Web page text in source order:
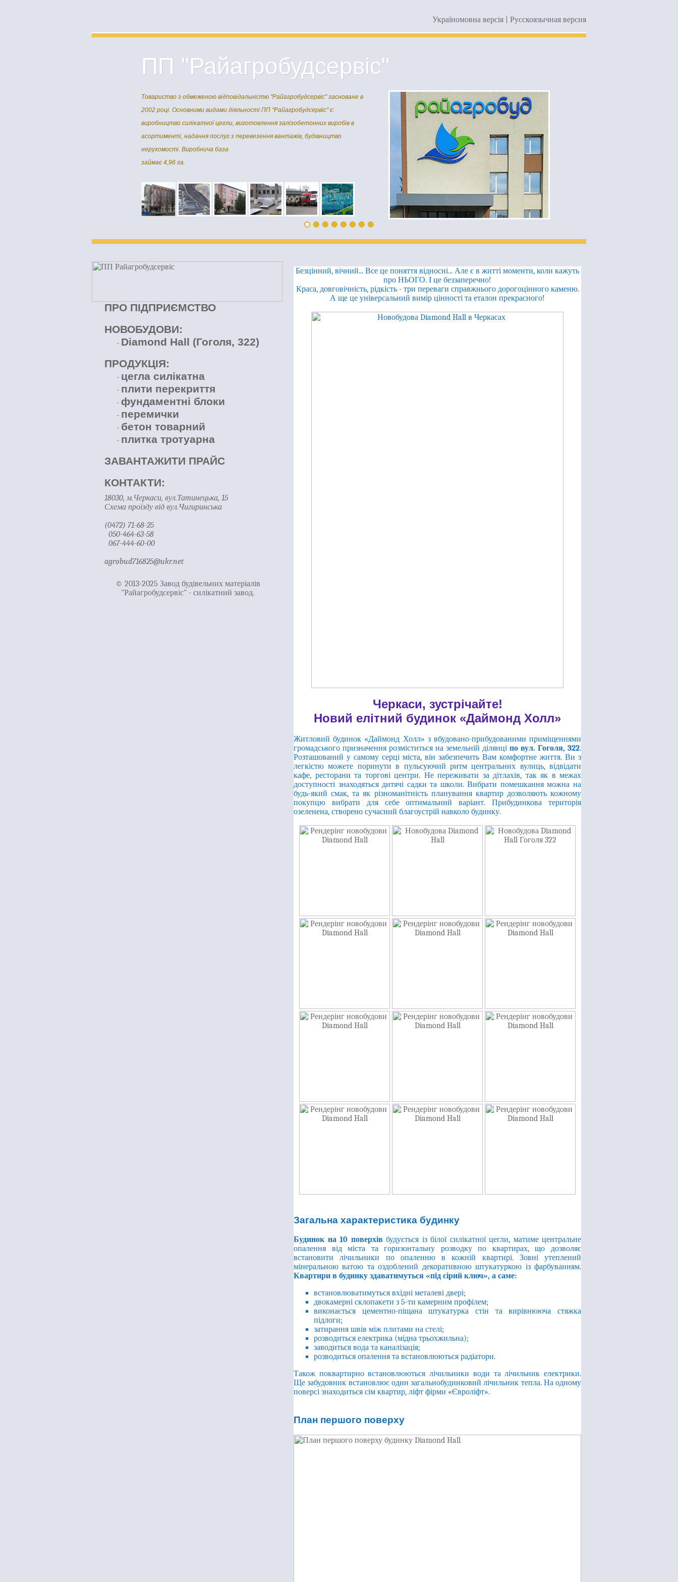
Україномовна версія Русскоязычная версия
ПП "Райагробудсервіс"
Товариство з обмеженою відповідальністю "Райагробудсервіс" засноване в
2002 році. Основними видами діяльності ПП "Райагробудсервіс" є:
виробництво силікатної цегли, виготовлення залізобетонних виробів в
асортименті, надання послуг з перевезення вантажів, будівництво
нерухомості. Виробнича база
займає 4,96 га.
ПРО ПІДПРИЄМСТВО
НОВОБУДОВИ:
- Diamond Hall (Гоголя, 322)
ПРОДУКЦІЯ:
- цегла силікатна
- плити перекриття
- фундаментні блоки
- перемички
- бетон товарний
- плитка тротуарна
ЗАВАНТАЖИТИ ПРАЙС
КОНТАКТИ:
18030, м.Черкаси, вул.Татинецька, 15
Схема проїзду від вул.Чигиринська
(0472) 71-68-25
050-464-63-58
067-444-60-00
agrobud716825@ukr.net
© 2013-2025 Завод будівельних матеріалів
"Райагробудсервіс" - силікатний завод.
Безцінний, вічний... Все це поняття відносні... Але є в житті моменти, коли кажуть
про НЬОГО. І це беззаперечно!
Краса, довговічність, рідкість - три переваги справжнього дорогоцінного каменю.
А ще це універсальний вимір цінності та еталон прекрасного!
Черкаси, зустрічайте!
Новий елітний будинок «Даймонд Холл»
Житловий будинок «Даймонд Холл» з вбудовано-прибудованими приміщеннями
громадського призначення розміститься на земельній ділянці по вул. Гоголя, 322.
Розташований у самому серці міста, він забезпечить Вам комфортне життя. Ви з
легкістю можете поринути в пульсуючий ритм центральних вулиць, відвідати
кафе, ресторани та торгові центри. Не переживати за дітлахів, так як в межах
доступності знаходяться дитячі садки та школи. Вибрати помешкання можна на
будь-який смак, та як різноманітність планування квартир дозволяють кожному
покупцю вибрати для себе оптимальний варіант. Прибудинкова територія
озеленена, створено сучасний благоустрій навколо будинку.
Загальна характеристика будинку
Будинок на 10 поверхів будується із білої силікатної цегли, матиме центральне
опалення від міста та горизонтальну розводку по квартирах, що дозволяє
встановити лічильники по опаленню в кожній квартирі. Зовні утеплений
мінеральною ватою та оздоблений декоративною штукатуркою із фарбуванням.
Квартири в будинку здаватимуться «під сірий ключ», а саме:
встановлюватимуться вхідні металеві двері;
двокамерні склопакети з 5-ти камерним профілем;
виконається цементно-піщана штукатурка стін та вирівнююча стяжка
підлоги;
затирання швів між плитами на стелі;
розводиться електрика (мідна трьохжильна);
заводиться вода та каналізація;
розводиться опалення та встановлюються радіатори.
Також поквартирно встановлюються лічильники води та лічильник електрики.
Ще забудовник встановлює один загальнобудинковий лічильник тепла. На одному
поверсі знаходиться сім квартир, ліфт фірми «Євроліфт».
План першого поверху